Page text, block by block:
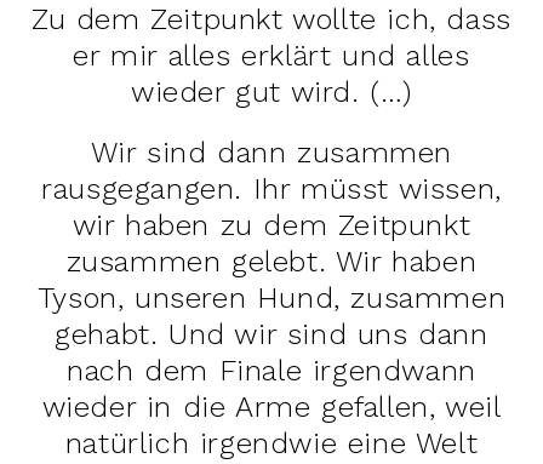
Zu dem Zeitpunkt wollte ich, dass
er mir alles erklärt und alles
wieder gut wird. (…)
Wir sind dann zusammen
rausgegangen. Ihr müsst wissen,
wir haben zu dem Zeitpunkt
zusammen gelebt. Wir haben
Tyson, unseren Hund, zusammen
gehabt. Und wir sind uns dann
nach dem Finale irgendwann
wieder in die Arme gefallen, weil
natürlich irgendwie eine Welt